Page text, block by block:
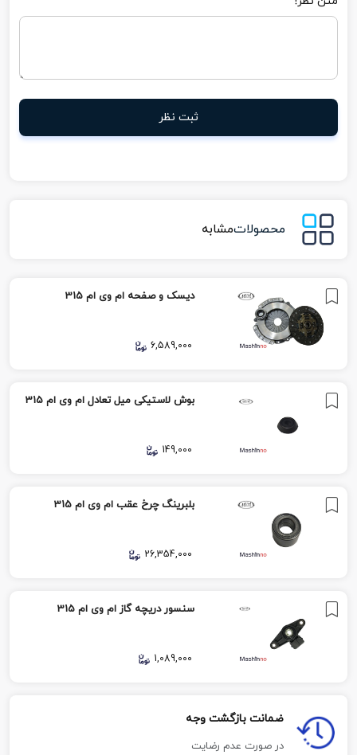
ثبت نظر
محصولاتمشابه
دیسک و صفحه ام وی ام 315
6,589,000
بوش لاستیکی میل تعادل ام وی ام 315
149,000
بلبرینگ چرخ عقب ام وی ام 315
26,354,000
سنسور دریچه گاز ام وی ام 315
1,089,000
ضمانت بازگشت وجه
در صورت عدم رضایت